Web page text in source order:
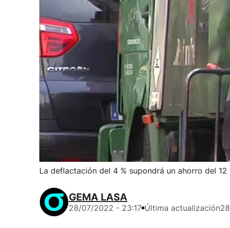
La deflactación del 4 % supondrá un ahorro del
GEMA LASA
28/07/2022 - 23:17 Última actualización